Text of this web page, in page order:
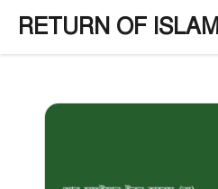
content
RETURN OF ISLAM